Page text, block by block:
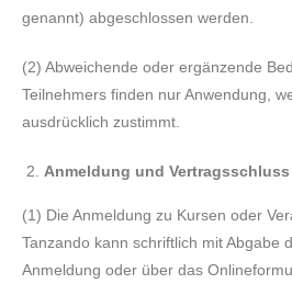
genannt) abgeschlossen werden.
(2) Abweichende oder ergänzende
Teilnehmers finden nur Anwendung,
ausdrücklich zustimmt.
Anmeldung und Vertragsschluss
(1) Die Anmeldung zu Kursen oder
Tanzando kann schriftlich mit Abgabe
Anmeldung oder über das